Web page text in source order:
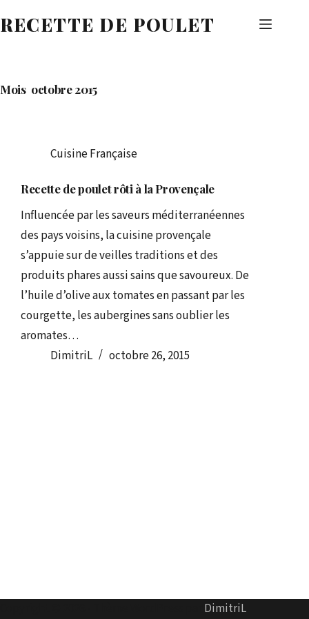
au
RECETTE DE POULET
Mois octobre 2015
Cuisine Française
Recette de poulet rôti à la Provençale
Influencée par les saveurs méditerranéennes
des pays voisins, la cuisine provençale
s’appuie sur de veilles traditions et des
produits phares aussi sains que savoureux. De
l’huile d’olive aux tomates en passant par les
courgette, les aubergines sans oublier les
aromates…
DimitriL
octobre 26, 2015
DimitriL